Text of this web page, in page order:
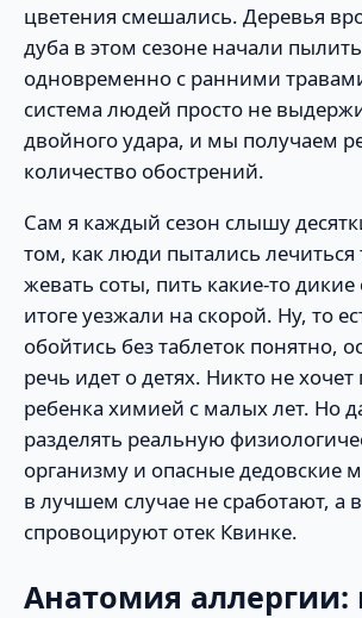
цветения смешались. Деревья
дуба в этом сезоне начали пылить
одновременно с ранними
система людей просто не
двойного удара, и мы получаем
количество обострений.
Сам я каждый сезон слышу
том, как люди пытались лечиться
жевать соты, пить какие-то дикие
итоге уезжали на скорой. Ну, то
обойтись без таблеток понятно,
речь идет о детях. Никто не хочет
ребенка химией с малых лет. Но
разделять реальную
организму и опасные дедовские
в лучшем случае не сработают,
спровоцируют отек Квинке.
Анатомия аллергии: